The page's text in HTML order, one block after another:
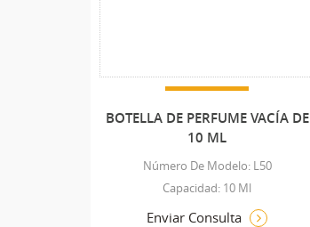
BOTELLA DE PERFUME VACÍA DE
10 ML
Número De Modelo: L50
Capacidad: 10 Ml
Enviar Consulta